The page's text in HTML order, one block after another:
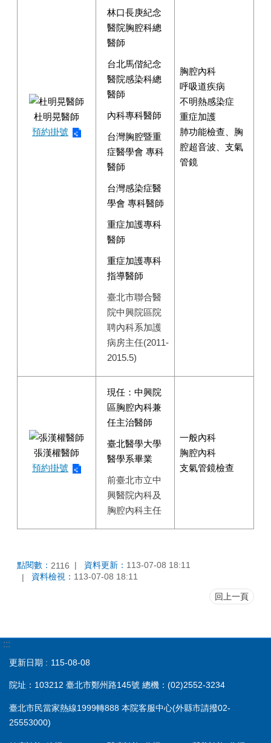
杜明晃醫師
預約掛號
林口長庚紀念
醫院胸腔科總
醫師
台北馬偕紀念
醫院感染科總
醫師
內科專科醫師
台灣胸腔暨重
症醫學會 專科
醫師
台灣感染症醫
學會 專科醫師
重症加護專科
醫師
重症加護專科
指導醫師
臺北市聯合醫
院中興院區院
聘內科系加護
病房主任(2011-
2015.5)
胸腔內科
呼吸道疾病
不明熱感染症
重症加護
肺功能檢查、胸
腔超音波、支氣
管鏡
張漢權醫師
預約掛號
現任：中興院
區胸腔內科兼
任主治醫師
臺北醫學大學
醫學系畢業
前臺北市立中
興醫院內科及
胸腔內科主任
一般內科
胸腔內科
支氣管鏡檢查
點閱數： 2116 資料更新： 113-07-08 18:11
資料檢視： 113-07-08 18:11
回上一頁
:::
更新日期 115-08-08
院址：103212 臺北市鄭州路145號 總機：(02)2552-3234
臺北市民當家熱線1999轉888 本院客服中心(外縣市請撥02-
25553000)